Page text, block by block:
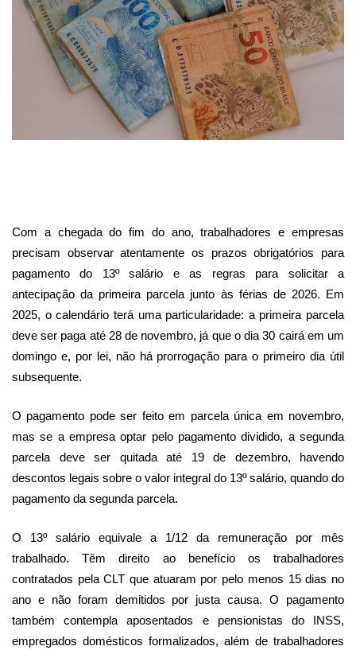
Com a chegada do fim do ano, trabalhadores e empresas
precisam observar atentamente os prazos obrigatórios para
pagamento do 13º salário e as regras para solicitar a
antecipação da primeira parcela junto às férias de 2026. Em
2025, o calendário terá uma particularidade: a primeira parcela
deve ser paga até 28 de novembro, já que o dia 30 cairá em um
domingo e, por lei, não há prorrogação para o primeiro dia útil
subsequente.
O pagamento pode ser feito em parcela única em novembro,
mas se a empresa optar pelo pagamento dividido, a segunda
parcela deve ser quitada até 19 de dezembro, havendo
descontos legais sobre o valor integral do 13º salário, quando do
pagamento da segunda parcela.
O 13º salário equivale a 1/12 da remuneração por mês
trabalhado. Têm direito ao benefício os trabalhadores
contratados pela CLT que atuaram por pelo menos 15 dias no
ano e não foram demitidos por justa causa. O pagamento
também contempla aposentados e pensionistas do INSS,
empregados domésticos formalizados, além de trabalhadores